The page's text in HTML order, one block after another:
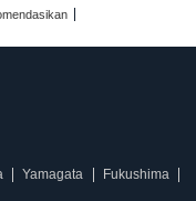
Yamagata Fukushima